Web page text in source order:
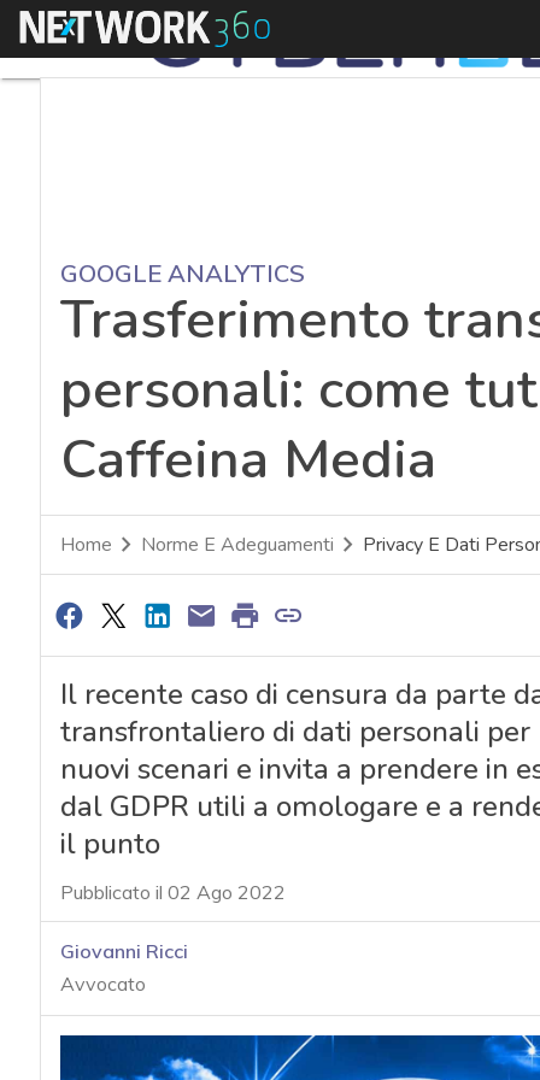
Menu
GOOGLE ANALYTICS
Trasferimento
personali: come
Caffeina Media
Home Norme E Adeguamenti Privacy E Dati
Il recente caso di censura da parte
transfrontaliero di dati personali
nuovi scenari e invita a prendere in
dal GDPR utili a omologare e a
il punto
Pubblicato il 02 Ago 2022
Giovanni Ricci
Avvocato